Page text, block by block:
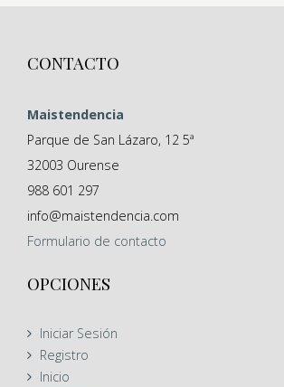
CONTACTO
Maistendencia
Parque de San Lázaro, 12 5ª
32003 Ourense
988 601 297
info@maistendencia.com
Formulario de contacto
OPCIONES
Iniciar Sesión
Registro
Inicio